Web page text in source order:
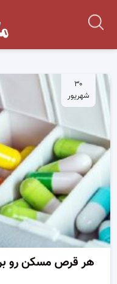
۳۰
شهریور
هر قرص مسکن رو